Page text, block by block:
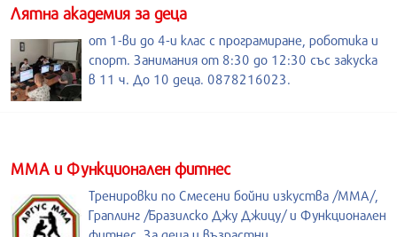
Лятна академия за деца
от 1-ви до 4-и клас с програмиране, роботика и
спорт. Занимания от 8:30 до 12:30 със закуска
в 11 ч. До 10 деца. 0878216023.
ММА и Функционален фитнес
Тренировки по Смесени бойни изкуства /MMA/,
Граплинг /Бразилско Джу Джицу/ и Функционален